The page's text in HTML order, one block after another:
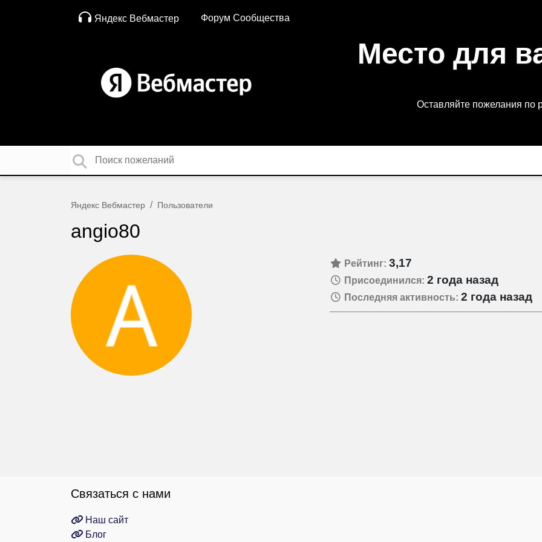
Яндекс Вебмастер Форум Сообщества
Место для
Оставляйте пожелания по
Яндекс Вебмастер Пользователи
angio80
Рейтинг: 3,17
Присоединился: 2 года назад
Последняя активность: 2 года назад
Связаться с нами
Наш сайт
Блог